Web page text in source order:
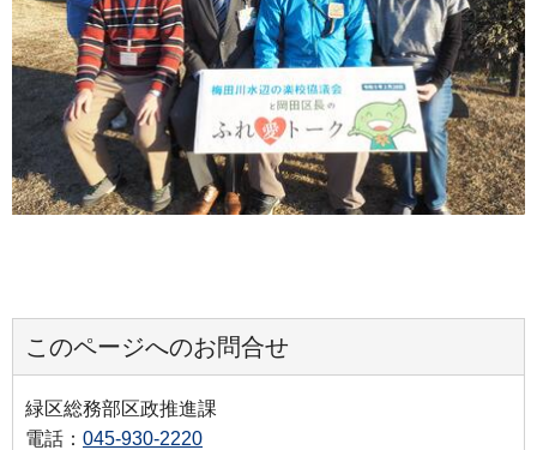
このページへのお問合せ
緑区総務部区政推進課
電話： 045-930-2220